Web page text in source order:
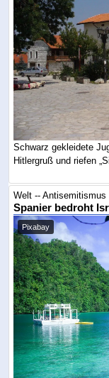
Schwarz gekleidete
Hitlergruß und riefen
Welt -- Antisemitismus
Spanier bedroht
Pixabay